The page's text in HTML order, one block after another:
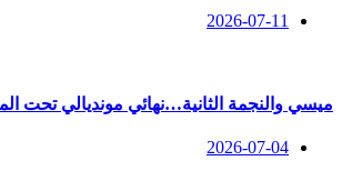
2026-07-11
ميسي والنجمة الثانية…نهائي مونديالي تحت
2026-07-04